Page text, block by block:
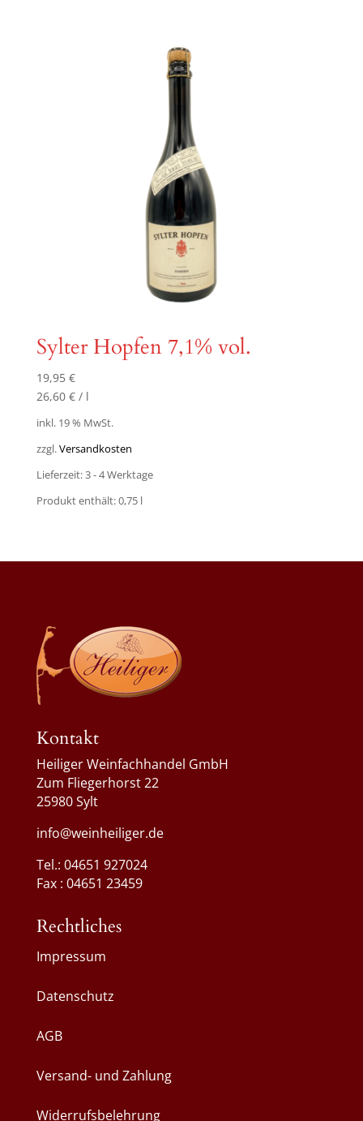
Sylter Hopfen 7,1% vol.
19,95 €
26,60 €/ l
inkl. 19 % MwSt.
zzgl.Versandkosten
Lieferzeit:3 - 4 Werktage
Produkt enthält: 0,75 l
Kontakt
Heiliger Weinfachhandel GmbH
Zum Fliegerhorst 22
25980 Sylt
info@weinheiliger.de
Tel.: 04651 927024
Fax : 04651 23459
Rechtliches
Impressum
Datenschutz
AGB
Versand- und Zahlung
Widerrufsbelehrung